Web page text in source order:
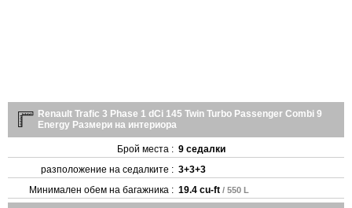
Renault Trafic 3 Phase 1 dCi 145 Twin Turbo Passenger Combi 9
Energy Размери на интериора
Брой места : 9 седалки
разположение на седалките : 3+3+3
Минимален обем на багажника : 19.4 cu-ft / 550 L